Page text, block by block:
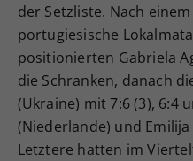
der Setzliste. Nach
portugiesische
positionierten Gabriela
die Schranken, danach
(Ukraine) mit 7:6 (3), 6:4
(Niederlande) und
Letztere hatten im